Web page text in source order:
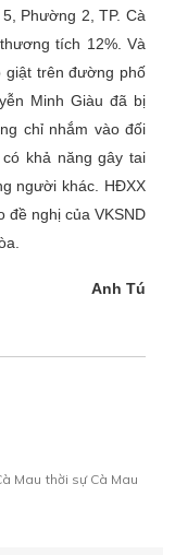
Phường 2, TP. Cà
tích 12%. Và
giật trên đường phố
Minh Giàu đã bị
chỉ nhắm vào đối
khả năng gây tai
người khác. HĐXX
đề nghị của VKSND
Anh Tú
Mau thời sự Cà Mau